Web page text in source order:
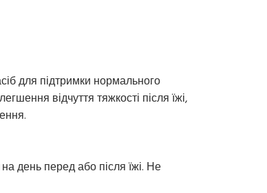
для підтримки нормального
відчуття тяжкості після їжі,
день перед або після їжі. Не